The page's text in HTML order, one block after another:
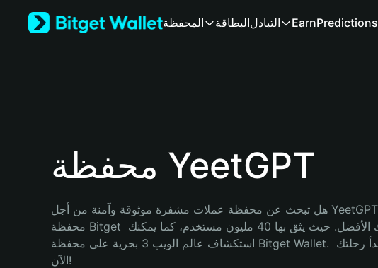
Bahasa Indonesia
المحفظة البطاقةالتبادل EarnPredictions
محفظة YeetGPT
هل تبحث عن محفظة عملات مشفرة موثوقة وآمنة من أجل YeetGPT؟ إنّ
محفظة Bitget خيارك الأفضل. حيث يثق بها 40 مليون مستخدم، كما يمكنك
استكشاف عالم الويب 3 بحرية على محفظة Bitget Wallet. ابدأ رحلتك
الآن!